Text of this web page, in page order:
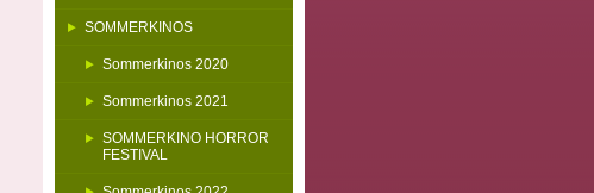
SOMMERKINOS
Sommerkinos 2020
Sommerkinos 2021
SOMMERKINO HORROR
FESTIVAL